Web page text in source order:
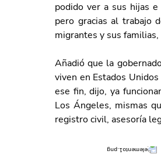
podido ver a sus hijas
pero gracias al trabajo
migrantes y sus
Añadió que la
viven en Estados
ese fin, dijo, ya
Los Ángeles, mismas
registro civil, asesoría